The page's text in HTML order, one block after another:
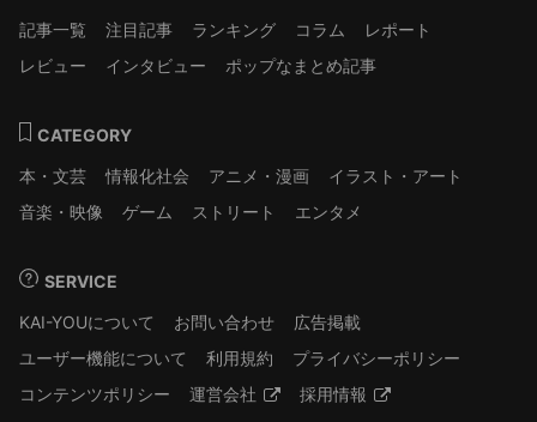
記事一覧
注目記事 ランキング コラム
レポート
レビュー
インタビュー ポップなまとめ記事
CATEGORY
本・文芸
情報化社会 アニメ・漫画
イラスト・アート
音楽・映像
ゲーム ストリート エンタメ
SERVICE
KAI-YOUについて
お問い合わせ
広告掲載
ユーザー機能について
利用規約
プライバシーポリシー
コンテンツポリシー
運営会社 採用情報